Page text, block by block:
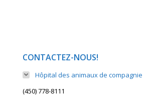
CONTACTEZ-NOUS!
Hôpital des animaux de compagnie
(450) 778-8111